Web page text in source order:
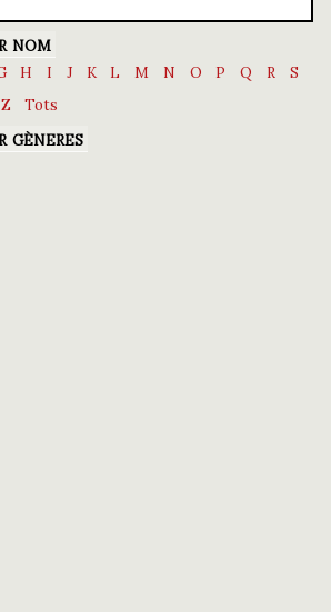
nom
H I J K L M N O P Q R
S
Z Tots
gèneres